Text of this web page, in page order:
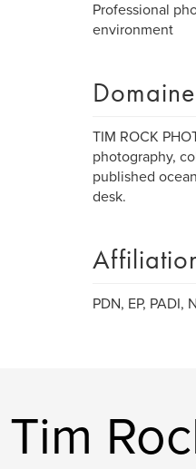
Professional
environment
TIM ROCK
photography,
published
desk.
PDN, EP, PADI,